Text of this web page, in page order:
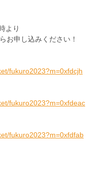
より
お申し込みください！
fukuro2023?m=0xfdcjh
fukuro2023?m=0xfdeac
fukuro2023?m=0xfdfab